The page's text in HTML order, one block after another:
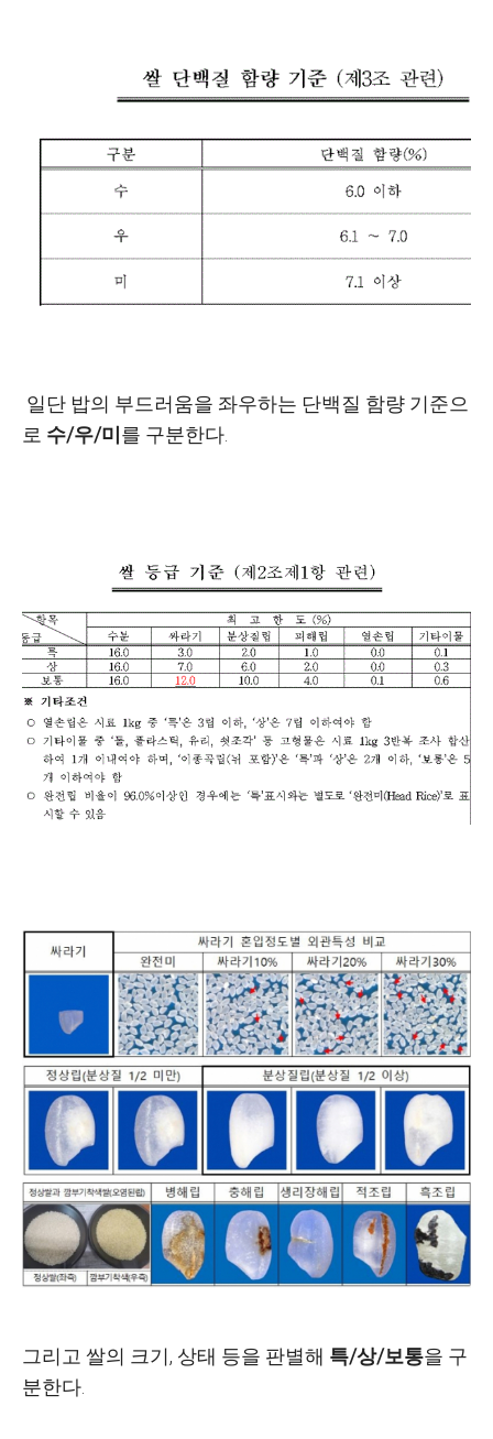
일단 밥의 부드러움을 좌우하는 단백질 함량 기준으
로 수/우/미 를 구분한다.
그리고 쌀의 크기, 상태 등을 판별해 특/상/보통을 구
분한다.